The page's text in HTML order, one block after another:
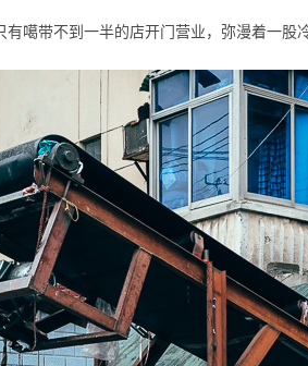
噶带不到一半的店开门营业，弥漫着一股